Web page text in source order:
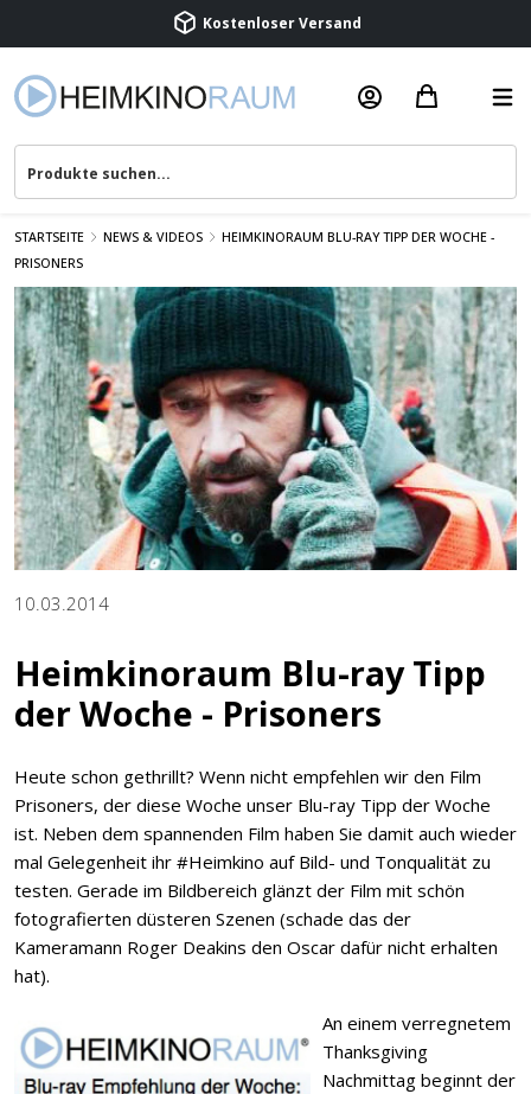
Kostenloser Versand
Beratung & Service
STARTSEITE NEWS & VIDEOS
HEIMKINORAUM BLU-RAY TIPP DER WOCHE -
PRISONERS
10.03.2014
Heimkinoraum Blu-ray Tipp
der Woche - Prisoners
Heute schon gethrillt? Wenn nicht empfehlen wir den Film
Prisoners, der diese Woche unser Blu-ray Tipp der Woche
ist. Neben dem spannenden Film haben Sie damit auch wieder
mal Gelegenheit ihr #Heimkino auf Bild- und Tonqualität zu
testen. Gerade im Bildbereich glänzt der Film mit schön
fotografierten düsteren Szenen (schade das der
Kameramann Roger Deakins den Oscar dafür nicht erhalten
hat).
An einem verregnetem
Thanksgiving
Nachmittag beginnt der